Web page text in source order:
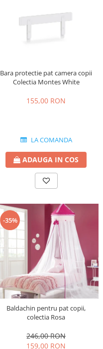
Bara protectie pat camera copii
Colectia Montes White
155,00 RON
LA COMANDA
ADAUGA IN COS
-35%
Baldachin pentru pat copii,
colectia Rosa
246,00 RON
159,00 RON